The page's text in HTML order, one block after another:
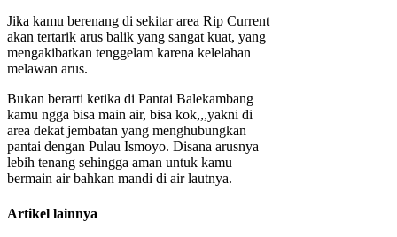
Jika kamu berenang di sekitar area Rip Current
akan tertarik arus balik yang sangat kuat, yang
mengakibatkan tenggelam karena kelelahan
melawan arus.
Bukan berarti ketika di Pantai Balekambang
kamu ngga bisa main air, bisa kok,,,yakni di
area dekat jembatan yang menghubungkan
pantai dengan Pulau Ismoyo. Disana arusnya
lebih tenang sehingga aman untuk kamu
bermain air bahkan mandi di air lautnya.
Artikel lainnya